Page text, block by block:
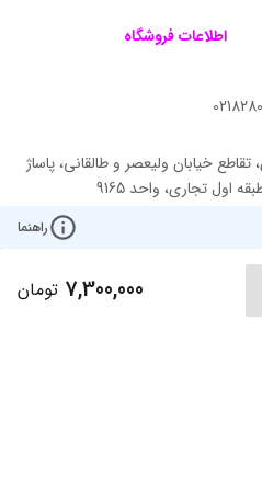
راهنما
7,300,000 تومان
اطلاعات فروشگاه
تقاطع خیابان ولیعصر و طالقانی، پاساژ
اول تجاری، واحد 9165